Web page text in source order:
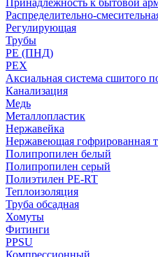
Принадлежность к бытовой
Распределительно-
Регулирующая
Трубы
PE (ПНД)
PEX
Аксиальная система сшитого
Канализация
Медь
Металлопластик
Нержавейка
Нержавеющая гофрированная
Полипропилен белый
Полипропилен серый
Полиэтилен PE-RT
Теплоизоляция
Труба обсадная
Хомуты
Фитинги
PPSU
Компрессионный